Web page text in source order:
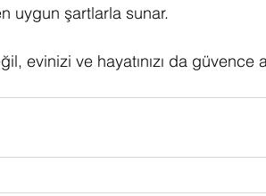
uygun şartlarla sunar.
evinizi ve hayatınızı da